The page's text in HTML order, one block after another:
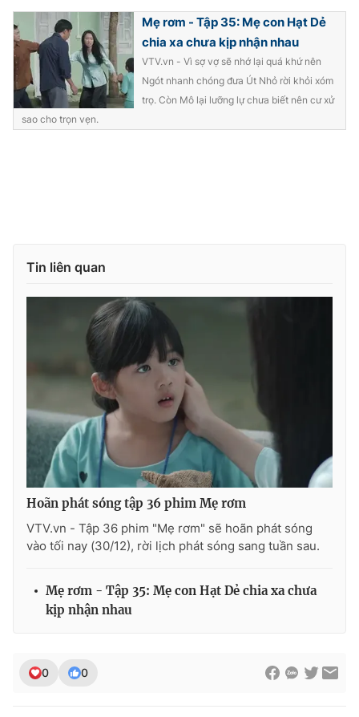
Mẹ rơm - Tập 35: Mẹ con Hạt Dẻ
chia xa chưa kịp nhận nhau
VTV.vn - Vì sợ vợ sẽ nhớ lại quá khứ nên
Ngót nhanh chóng đưa Út Nhỏ rời khỏi xóm
trọ. Còn Mô lại lưỡng lự chưa biết nên cư xử
sao cho trọn vẹn.
Tin liên quan
Hoãn phát sóng tập 36 phim Mẹ rơm
VTV.vn - Tập 36 phim "Mẹ rơm" sẽ hoãn phát sóng
vào tối nay (30/12), rời lịch phát sóng sang tuần sau.
Mẹ rơm - Tập 35: Mẹ con Hạt Dẻ chia xa chưa
kịp nhận nhau
0 0